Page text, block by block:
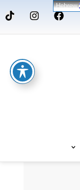
Hebrew